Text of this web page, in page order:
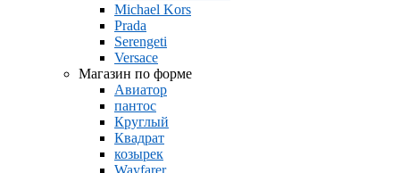
Michael Kors
Prada
Serengeti
Versace
Магазин по форме
Авиатор
пантос
Круглый
Квадрат
козырек
Wayfarer